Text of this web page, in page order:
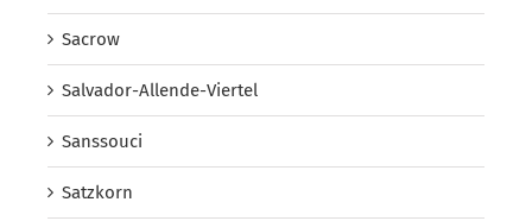
Sacrow
Salvador-Allende-Viertel
Sanssouci
Satzkorn